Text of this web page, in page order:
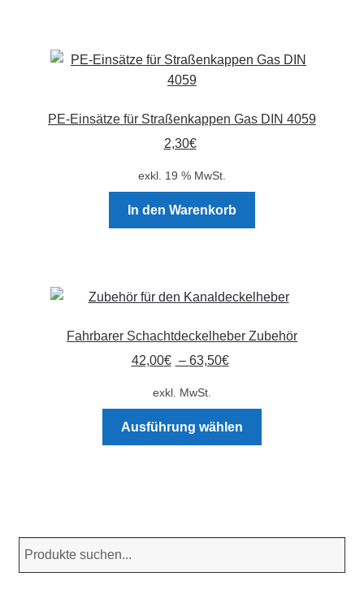
PE-Einsätze für Straßenkappen Gas DIN 4059
2,30€
exkl. 19 % MwSt.
In den Warenkorb
Fahrbarer Schachtdeckelheber Zubehör
42,00€ – 63,50€
exkl. MwSt.
Ausführung wählen
Die